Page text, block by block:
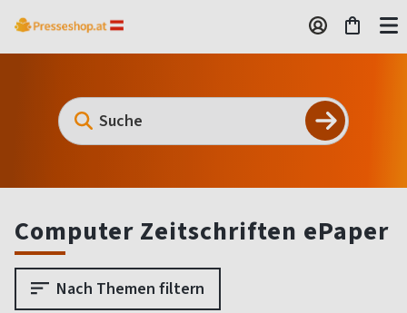
Computer Zeitschriften ePaper
Nach Themen filtern